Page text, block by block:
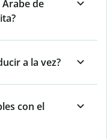
de
a la vez?
con el